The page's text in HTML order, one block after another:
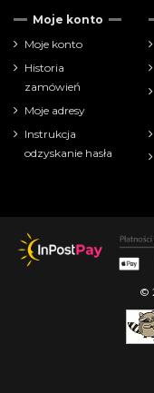
Moje konto
Moje konto
Historia
zamówień
Moje adresy
Instrukcja
odzyskanie hasła
©